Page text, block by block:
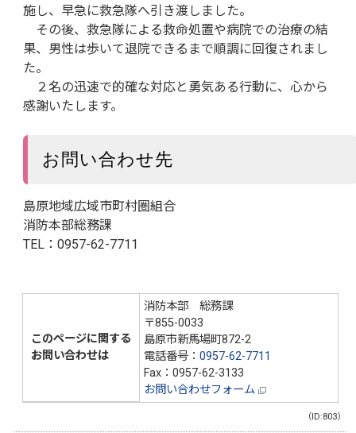
施し、早急に救急隊へ引き渡しました。
その後、救急隊による救命処置や病院での治療の結
果、男性は歩いて退院できるまで順調に回復されまし
た。
２名の迅速で的確な対応と勇気ある行動に、心から
感謝いたします。
お問い合わせ先
島原地域広域市町村圏組合
消防本部総務課
TEL：0957-62-7711
このページに関する
お問い合わせは
消防本部 総務課
〒855-0033
島原市新馬場町872-2
電話番号： 0957-62-7711
Fax：0957-62-3133
お問い合わせフォーム
（ID:803）